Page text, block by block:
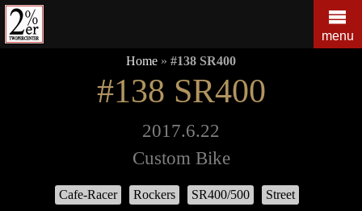
コ
ン
テ
menu
Home » #138 SR400
#138 SR400
2017.6.22
Custom Bike
Cafe-Racer Rockers SR400/500
Street